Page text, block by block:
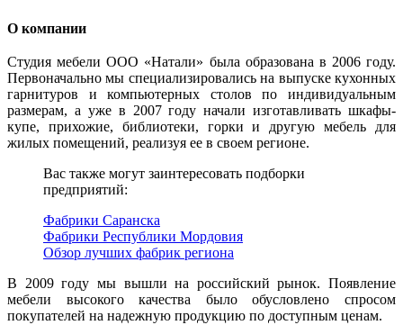
О компании
Студия мебели ООО «Натали» была образована в 2006 году.
Первоначально мы специализировались на выпуске кухонных
гарнитуров и компьютерных столов по индивидуальным
размерам, а уже в 2007 году начали изготавливать шкафы-
купе, прихожие, библиотеки, горки и другую мебель для
жилых помещений, реализуя ее в своем регионе.
Вас также могут заинтересовать подборки
предприятий:
Фабрики Саранска
Фабрики Республики Мордовия
Обзор лучших фабрик региона
В 2009 году мы вышли на российский рынок. Появление
мебели высокого качества было обусловлено спросом
покупателей на надежную продукцию по доступным ценам.